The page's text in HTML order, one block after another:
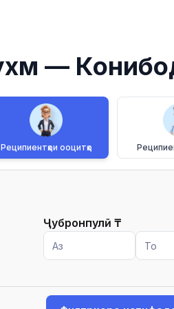
—
Реципиентҳои ооцитҳо
Ҷубронпулӣ ₸